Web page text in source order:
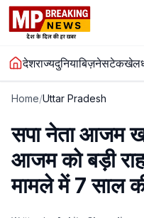
देशराज्यदुनियाबिज़नेसटेकखेल
Home/Uttar Pradesh
सपा नेता आजम
आजम को बड़ी
मामले में 7 साल